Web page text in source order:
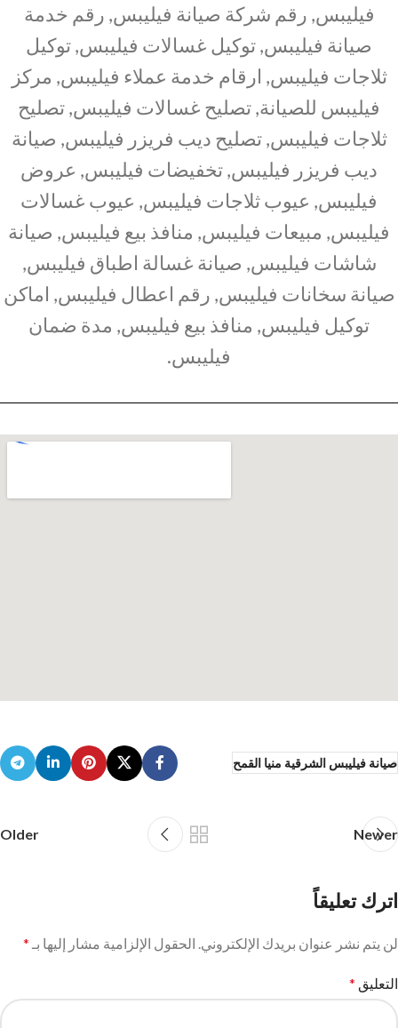
فيليبس, رقم شركة صيانة فيليبس, رقم خدمة
صيانة فيليبس, توكيل غسالات فيليبس, توكيل
ثلاجات فيليبس, ارقام خدمة عملاء فيليبس, مركز
فيليبس للصيانة, تصليح غسالات فيليبس, تصليح
ثلاجات فيليبس, تصليح ديب فريزر فيليبس, صيانة
ديب فريزر فيليبس, تخفيضات فيليبس, عروض
فيليبس, عيوب ثلاجات فيليبس, عيوب غسالات
فيليبس, مبيعات فيليبس, منافذ بيع فيليبس, صيانة
شاشات فيليبس, صيانة غسالة اطباق فيليبس,
صيانة سخانات فيليبس, رقم اعطال فيليبس, اماكن
توكيل فيليبس, منافذ بيع فيليبس, مدة ضمان
فيليبس.
صيانة فيليبس الشرقية منيا القمح
Newer
Older
اترك تعليقاً
لن يتم نشر عنوان بريدك الإلكتروني. الحقول الإلزامية مشار إليها بـ *
التعليق *